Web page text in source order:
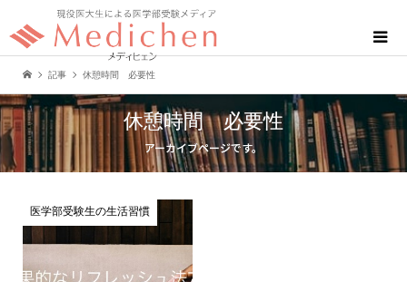
記事 休憩時間 必要性
休憩時間 必要性
アーカイブページです。
医学部受験生の生活習慣